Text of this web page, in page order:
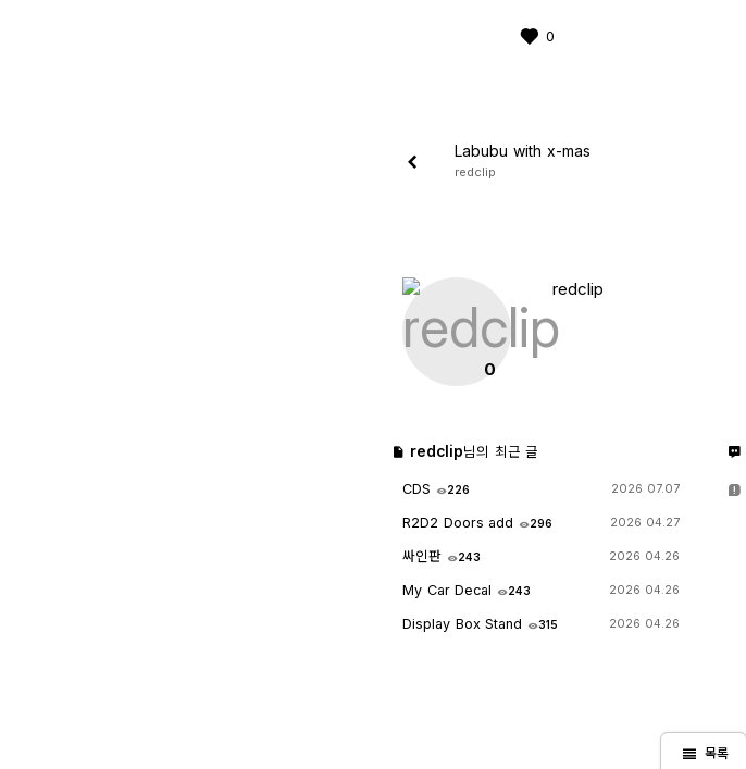
0
Labubu with x-mas
redclip
0
redclip
redclip님의 최근 글
CDS 226 2026 07.07
R2D2 Doors add 296 2026 04.27
싸인판 243 2026 04.26
My Car Decal 243 2026 04.26
Display Box Stand 315 2026 04.26
view_headline 목록